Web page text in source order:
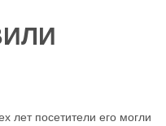
лет посетители его могли